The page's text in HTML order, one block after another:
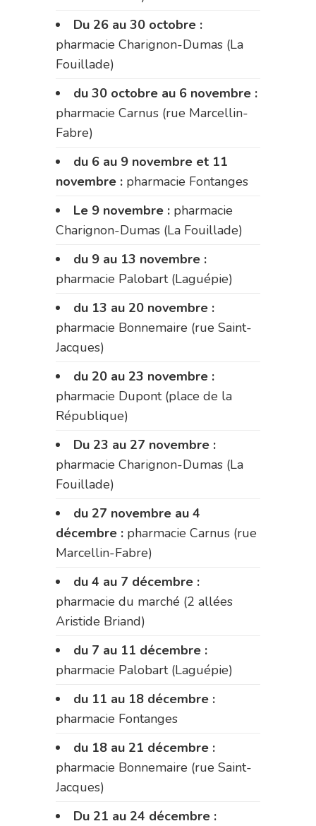
Du 26 au 30 octobre :
pharmacie Charignon-Dumas (La
Fouillade)
du 30 octobre au 6 novembre :
pharmacie Carnus (rue Marcellin-
Fabre)
du 6 au 9 novembre et 11
novembre : pharmacie Fontanges
Le 9 novembre : pharmacie
Charignon-Dumas (La Fouillade)
du 9 au 13 novembre :
pharmacie Palobart (Laguépie)
du 13 au 20 novembre :
pharmacie Bonnemaire (rue Saint-
Jacques)
du 20 au 23 novembre :
pharmacie Dupont (place de la
République)
Du 23 au 27 novembre :
pharmacie Charignon-Dumas (La
Fouillade)
du 27 novembre au 4
décembre : pharmacie Carnus (rue
Marcellin-Fabre)
du 4 au 7 décembre :
pharmacie du marché (2 allées
Aristide Briand)
du 7 au 11 décembre :
pharmacie Palobart (Laguépie)
du 11 au 18 décembre :
pharmacie Fontanges
du 18 au 21 décembre :
pharmacie Bonnemaire (rue Saint-
Jacques)
Du 21 au 24 décembre :